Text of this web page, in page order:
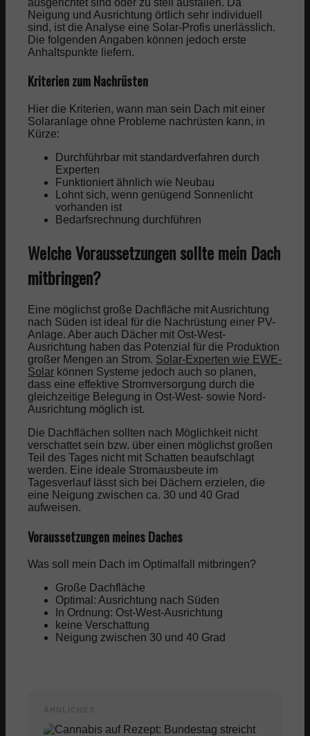
Neigung und Ausrichtung örtlich sehr individuell
sind, ist die Analyse eine Solar-Profis unerlässlich.
Die folgenden Angaben können jedoch erste
Anhaltspunkte liefern.
Kriterien zum Nachrüsten
Hier die Kriterien, wann man sein Dach mit einer
Solaranlage ohne Probleme nachrüsten kann, in
Kürze:
Durchführbar mit standardverfahren durch
Experten
Funktioniert ähnlich wie Neubau
Lohnt sich, wenn genügend Sonnenlicht
vorhanden ist
Bedarfsrechnung durchführen
Welche Voraussetzungen sollte mein Dach
mitbringen?
Eine möglichst große Dachfläche mit Ausrichtung
nach Süden ist ideal für die Nachrüstung einer PV-
Anlage. Aber auch Dächer mit Ost-West-
Ausrichtung haben das Potenzial für die Produktion
großer Mengen an Strom. Solar-Experten wie EWE-
Solar können Systeme jedoch auch so planen,
dass eine effektive Stromversorgung durch die
gleichzeitige Belegung in Ost-West- sowie Nord-
Ausrichtung möglich ist.
Die Dachflächen sollten nach Möglichkeit nicht
verschattet sein bzw. über einen möglichst großen
Teil des Tages nicht mit Schatten beaufschlagt
werden. Eine ideale Stromausbeute im
Tagesverlauf lässt sich bei Dächern erzielen, die
eine Neigung zwischen ca. 30 und 40 Grad
aufweisen.
Voraussetzungen meines Daches
Was soll mein Dach im Optimalfall mitbringen?
Große Dachfläche
Optimal: Ausrichtung nach Süden
In Ordnung: Ost-West-Ausrichtung
keine Verschattung
Neigung zwischen 30 und 40 Grad